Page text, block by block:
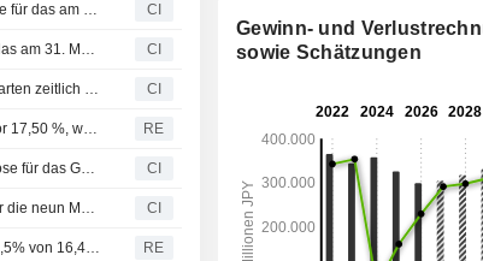
Square Enix Holdings Co., Ltd. gibt konsolidierte Gewinnprognose für das am 31. März 2027 endende Geschäftsjahr bekannt CI
Square Enix Holdings Co., Ltd. veröffentlicht Ergebniszahlen für das am 31. März 2026 endende Geschäftsjahr CI
Jollibee Foods Corporation und Square Enix Final Fantasy XIV starten zeitlich begrenzte Kooperation mit Themen-Menüs, In-Game-Emote und exklusiven Merchandising-Artikeln CI
3D Investment erhöht Anteil an Square Enix auf 18,53 % von zuvor 17,50 %, wie eine Meldung zeigt RE
Square Enix Holdings Co., Ltd. passt konsolidierte Gewinnprognose für das Geschäftsjahr bis zum 31. März 2026 an CI
Square Enix Holdings Co., Ltd. veröffentlicht Finanzergebnisse für die neun Monate bis zum 31. Dezember 2025 CI
3D Investment Partners erhöht Beteiligung an Square Enix auf 17,5% von 16,48%, wie aus einer Einreichung hervorgeht RE
Gewinn- und
sowie Schätzungen